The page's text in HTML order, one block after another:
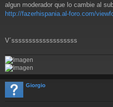
a
j
algun moderador que lo cambie al
http://fazerhispania.al-foro.com/
V´sssssssssssssssssss
Giorgio